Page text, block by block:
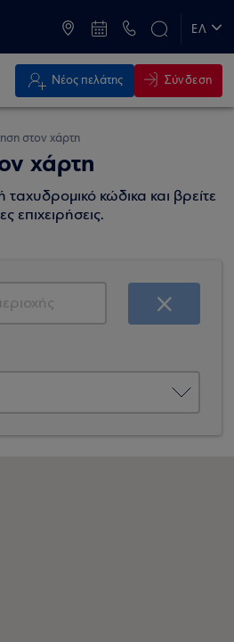
ΕΛ
Νέος πελάτης Σύνδεση
στον χάρτη
χάρτη
ταχυδρομικό κώδικα και βρείτε
επιχειρήσεις.